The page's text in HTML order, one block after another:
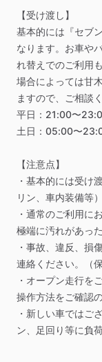
【受け渡し】
基本的には『セブ
なります。お車や
れ替えでのご利用
場合によっては甘
ますので、ご相談
平日：21:00〜
土日：05:00〜
【注意点】
・基本的には受け
リン、車内装備等）
・通常のご利用に
極端に汚れがあっ
・事故、違反、損
連絡ください。（
・オープン走行を
操作方法をご確認
・新しい車ではご
ン、足回り等に負